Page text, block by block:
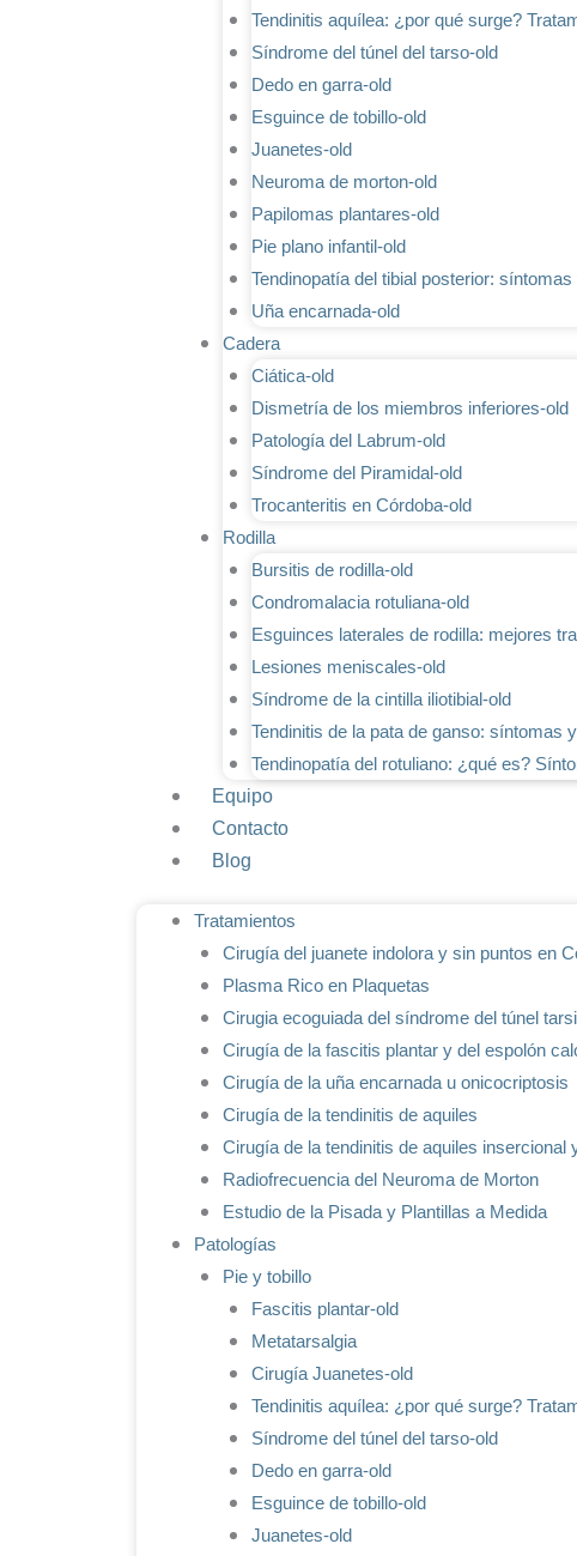
Tendinitis aquílea: ¿por qué surge?
Síndrome del túnel del tarso-old
Dedo en garra-old
Esguince de tobillo-old
Juanetes-old
Neuroma de morton-old
Papilomas plantares-old
Pie plano infantil-old
Tendinopatía del tibial posterior:
Uña encarnada-old
Cadera
Ciática-old
Dismetría de los miembros inferiores-old
Patología del Labrum-old
Síndrome del Piramidal-old
Trocanteritis en Córdoba-old
Rodilla
Bursitis de rodilla-old
Condromalacia rotuliana-old
Esguinces laterales de rodilla: mejores
Lesiones meniscales-old
Síndrome de la cintilla iliotibial-old
Tendinitis de la pata de ganso: síntomas
Tendinopatía del rotuliano: ¿qué es?
Equipo
Contacto
Blog
Tratamientos
Cirugía del juanete indolora y sin puntos en
Plasma Rico en Plaquetas
Cirugia ecoguiada del síndrome del túnel
Cirugía de la fascitis plantar y del espolón
Cirugía de la uña encarnada u onicocriptosis
Cirugía de la tendinitis de aquiles
Cirugía de la tendinitis de aquiles insercional
Radiofrecuencia del Neuroma de Morton
Estudio de la Pisada y Plantillas a Medida
Patologías
Pie y tobillo
Fascitis plantar-old
Metatarsalgia
Cirugía Juanetes-old
Tendinitis aquílea: ¿por qué surge?
Síndrome del túnel del tarso-old
Dedo en garra-old
Esguince de tobillo-old
Juanetes-old